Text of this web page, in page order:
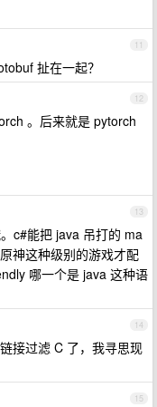
11
扯在一起？
12
。后来就是 pytorch
13
c#能把 java 吊打的 ma
神这种级别的游戏才配
哪一个是 java 这种语
14
接过滤 C 了，我寻思现
15